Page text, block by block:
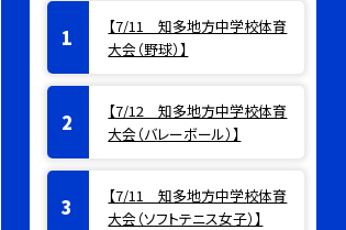
【7/11 知多地方中学校体育
大会（野球）】
【7/12 知多地方中学校体育
大会（バレーボール）】
【7/11 知多地方中学校体育
大会（ソフトテニス女子）】